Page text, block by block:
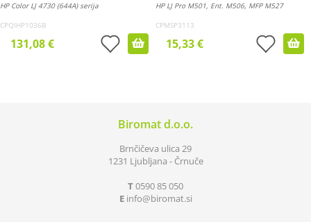
HP Color LJ 4730 (644A) serija
CPQIHP1036B
131,08 €
HP LJ Pro M501, Ent. M506, MFP M527
CPMSP3113
15,33 €
Biromat d.o.o.
Brnčičeva ulica 29
1231 Ljubljana - Črnuče
T0590 85 050
E info biromat.si